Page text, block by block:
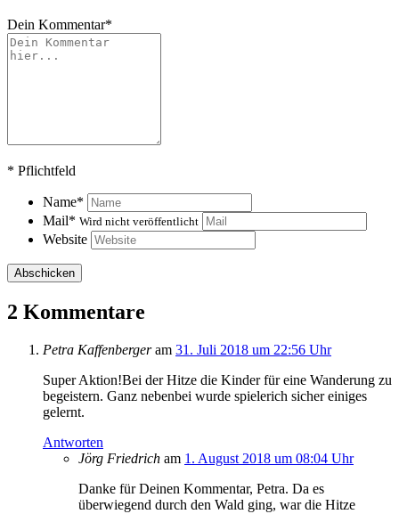
Dein Kommentar*
* Pflichtfeld
Name*
Mail* Wird nicht veröffentlicht
Website
2 Kommentare
Petra Kaffenberger am 31. Juli 2018 um 22:56 Uhr
Super Aktion!Bei der Hitze die Kinder für eine Wanderung zu
begeistern. Ganz nebenbei wurde spielerich sicher einiges
gelernt.
Antworten
Jörg Friedrich am 1. August 2018 um 08:04 Uhr
Danke für Deinen Kommentar, Petra. Da es
überwiegend durch den Wald ging, war die Hitze